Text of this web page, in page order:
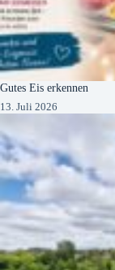
Gutes Eis erkennen
13. Juli 2026